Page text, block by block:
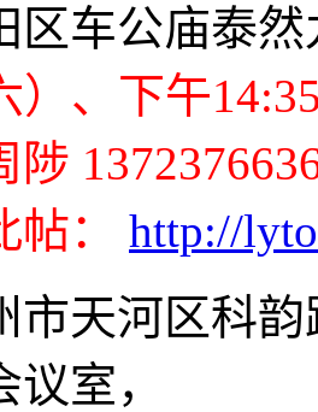
区车公庙泰
）、下午
帖： http://
市天河区科
室，